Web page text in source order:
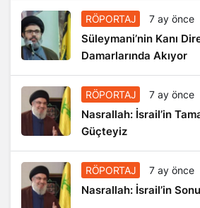
RÖPORTAJ 7 ay önce
Süleymani’nin Kanı
Damarlarında Akıyor
RÖPORTAJ 7 ay önce
Nasrallah: İsrail’in
Güçteyiz
RÖPORTAJ 7 ay önce
Nasrallah: İsrail’in